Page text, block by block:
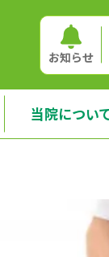
お知らせ
当院につい